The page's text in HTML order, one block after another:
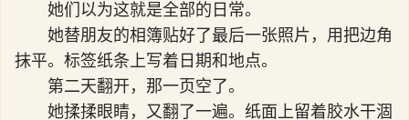
她们以为这就是全部的日常。
她替朋友的相簿贴好了最后一张照片，用把边角
抹平。标签纸条上写着日期和地点。
第二天翻开，那一页空了。
她揉揉眼睛，又翻了一遍。纸面上留着胶水干涸